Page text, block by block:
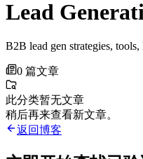
Lead
B2B lead gen strategies,
0 篇文章
此分类暂无文章
稍后再来查看新文章。
返回博客